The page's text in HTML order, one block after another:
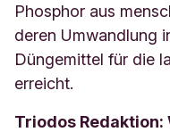
Phosphor aus
deren Umwandlung
Düngemittel für die
erreicht.
Triodos